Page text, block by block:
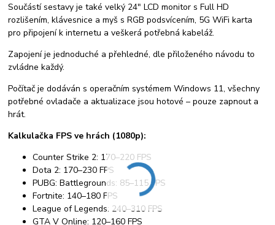
Součástí sestavy je také velký 24" LCD monitor s Full HD
rozlišením, klávesnice a myš s RGB podsvícením, 5G WiFi karta
pro připojení k internetu a veškerá potřebná kabeláž.
Zapojení je jednoduché a přehledné, dle přiloženého návodu to
zvládne každý.
Počítač je dodáván s operačním systémem Windows 11, všechny
potřebné ovladače a aktualizace jsou hotové – pouze zapnout a
hrát.
Kalkulačka FPS ve hrách (1080p):
Counter Strike 2: 170–220 FPS
Dota 2: 170–230 FPS
PUBG: Battlegrounds: 85–115 FPS
Fortnite: 140–180 FPS
League of Legends: 240–310 FPS
GTA V Online: 120–160 FPS